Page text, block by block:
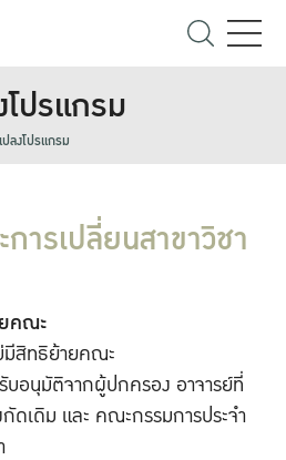
ปรแกรม
ลงโปรแกรม
ารเปลี่ยนสาขาวิชา
คณะ
สิทธิย้ายคณะ
บอนุมัติจากผู้ปกครอง อาจารย์ที่
ดเดิม และ คณะกรรมการประจำ